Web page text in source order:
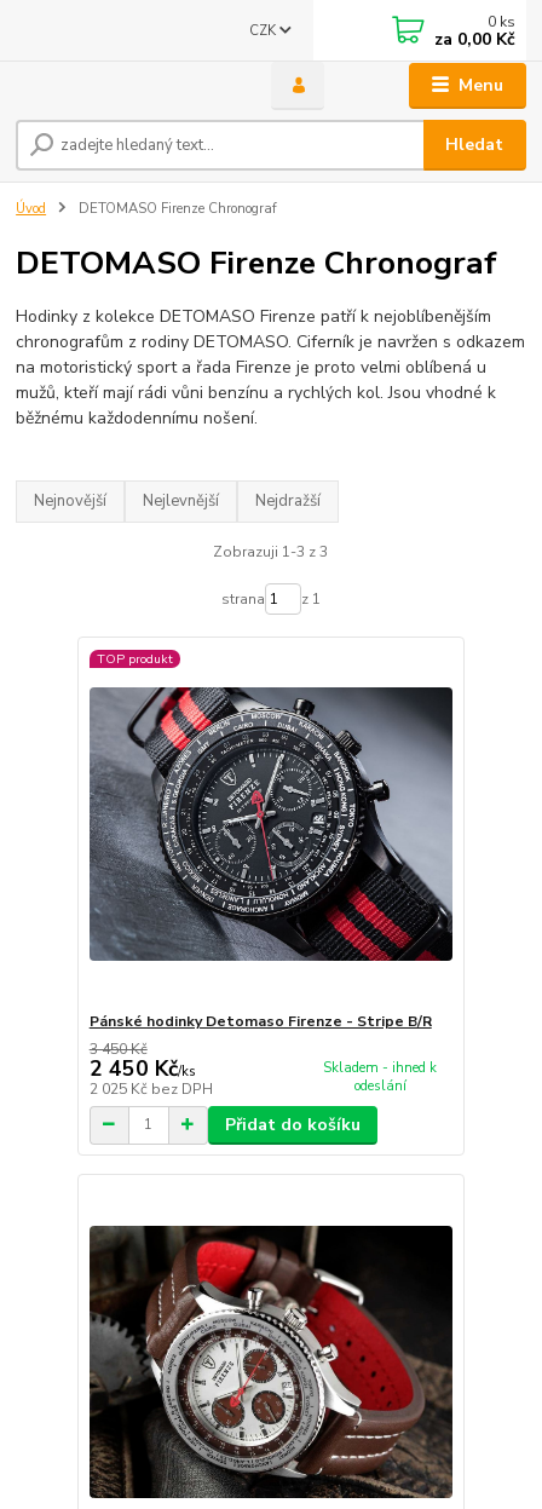
Menu
CZK
Hledat
0 ks
za 0,00 Kč
Úvod DETOMASO Firenze Chronograf
DETOMASO Firenze Chronograf
Hodinky z kolekce DETOMASO Firenze patří k nejoblíbenějším
chronografům z rodiny DETOMASO. Ciferník je navržen s odkazem
na motoristický sport a řada Firenze je proto velmi oblíbená u
mužů, kteří mají rádi vůni benzínu a rychlých kol. Jsou vhodné k
běžnému každodennímu nošení.
Nejnovější Nejlevnější Nejdražší
Zobrazuji 1-3 z 3
strana z 1
TOP produkt
Pánské hodinky Detomaso Firenze - Stripe B/R
3 450 Kč
2 450 Kč/ks
2 025 Kč bez DPH
Skladem - ihned k
odeslání
Přidat do košíku